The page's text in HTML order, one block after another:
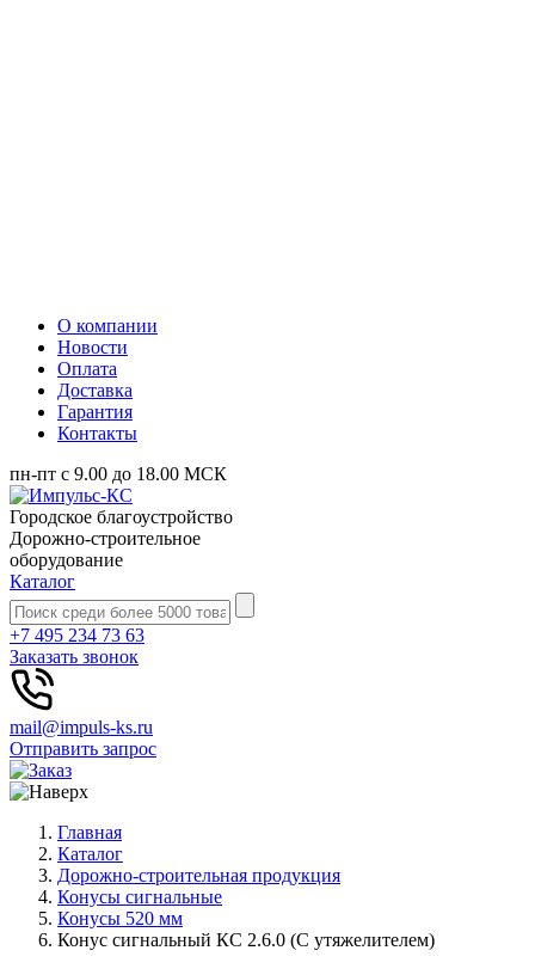
О компании
Новости
Оплата
Доставка
Гарантия
Контакты
пн-пт с 9.00 до 18.00 МСК
Городское благоустройство
Дорожно-строительное
оборудование
Каталог
+7 495 234 73 63
Заказать звонок
mail@impuls-ks.ru
Отправить запрос
Главная
Каталог
Дорожно-строительная продукция
Конусы сигнальные
Конусы 520 мм
Конус сигнальный КС 2.6.0 (С утяжелителем)